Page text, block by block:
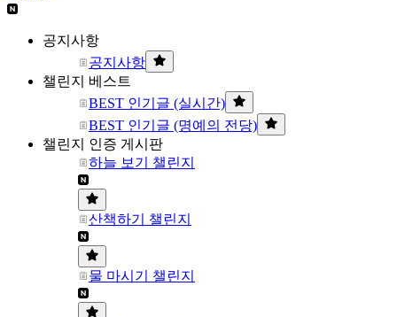
공지사항
공지사항
챌린지 베스트
BEST 인기글 (실시간)
BEST 인기글 (명예의 전당)
챌린지 인증 게시판
하늘 보기 챌린지
산책하기 챌린지
물 마시기 챌린지